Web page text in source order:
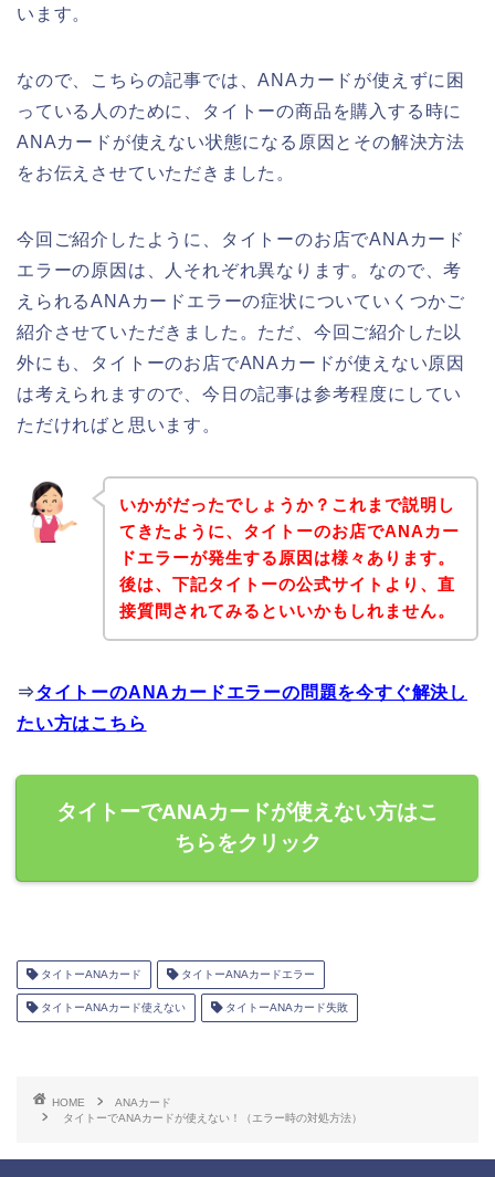
います。
なので、こちらの記事では、ANAカードが使えずに困
っている人のために、タイトーの商品を購入する時に
ANAカードが使えない状態になる原因とその解決方法
をお伝えさせていただきました。
今回ご紹介したように、タイトーのお店でANAカード
エラーの原因は、人それぞれ異なります。なので、考
えられるANAカードエラーの症状についていくつかご
紹介させていただきました。ただ、今回ご紹介した以
外にも、タイトーのお店でANAカードが使えない原因
は考えられますので、今日の記事は参考程度にしてい
ただければと思います。
いかがだったでしょうか？これまで説明し
てきたように、タイトーのお店でANAカー
ドエラーが発生する原因は様々あります。
後は、下記タイトーの公式サイトより、直
接質問されてみるといいかもしれません。
⇒タイトーのANAカードエラーの問題を今すぐ解決し
たい方はこちら
タイトーでANAカードが使えない方はこ
ちらをクリック
タイトーANAカード タイトーANAカードエラー
タイトーANAカード使えない タイトーANAカード失敗
HOME
ANAカード
タイトーでANAカードが使えない！（エラー時の対処方法）